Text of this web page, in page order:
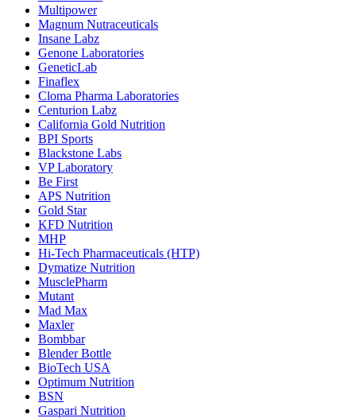
Multipower
Magnum Nutraceuticals
Insane Labz
Genone Laboratories
GeneticLab
Finaflex
Cloma Pharma Laboratories
Centurion Labz
California Gold Nutrition
BPI Sports
Blackstone Labs
VP Laboratory
Be First
APS Nutrition
Gold Star
KFD Nutrition
MHP
Hi-Tech Pharmaceuticals (HTP)
Dymatize Nutrition
MusclePharm
Mutant
Mad Max
Maxler
Bombbar
Blender Bottle
BioTech USA
Optimum Nutrition
BSN
Gaspari Nutrition